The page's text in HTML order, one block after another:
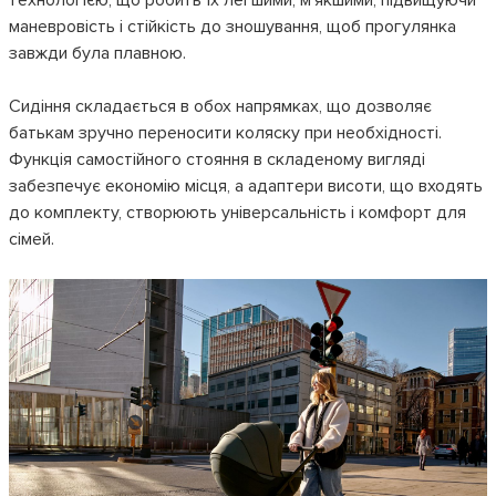
маневровість і стійкість до зношування, щоб прогулянка
завжди була плавною.
Сидіння складається в обох напрямках, що дозволяє
батькам зручно переносити коляску при необхідності.
Функція самостійного стояння в складеному вигляді
забезпечує економію місця, а адаптери висоти, що входять
до комплекту, створюють універсальність і комфорт для
сімей.